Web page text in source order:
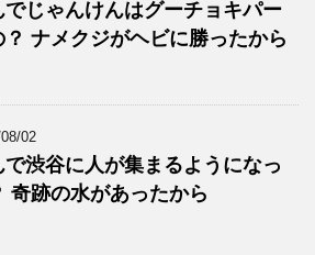
でじゃんけんはグーチョキパー
？ ナメクジがヘビに勝ったから
02
で渋谷に人が集まるようになっ
奇跡の水があったから